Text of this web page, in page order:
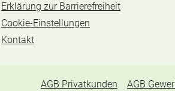
Erklärung zur Barrierefreiheit
Cookie-Einstellungen
Kontakt
AGB Privatkunden AGB